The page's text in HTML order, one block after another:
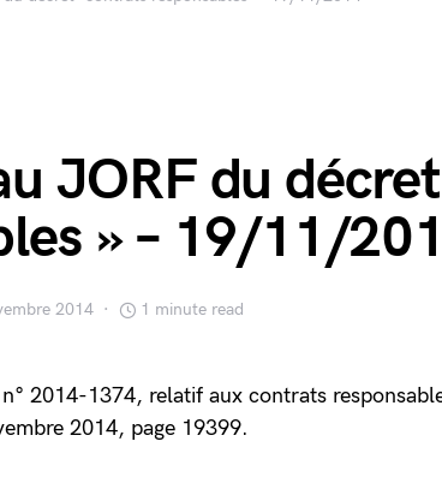
JORF du
» – 19/11/
2014 1 minute read
n° 2014-1374, relatif aux contrats
2014, page 19399.